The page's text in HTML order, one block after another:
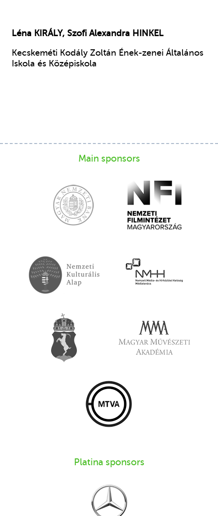
Léna KIRÁLY, Szofi Alexandra HINKEL
Kecskeméti Kodály Zoltán Ének-zenei Általános
Iskola és Középiskola
Main sponsors
Platina sponsors